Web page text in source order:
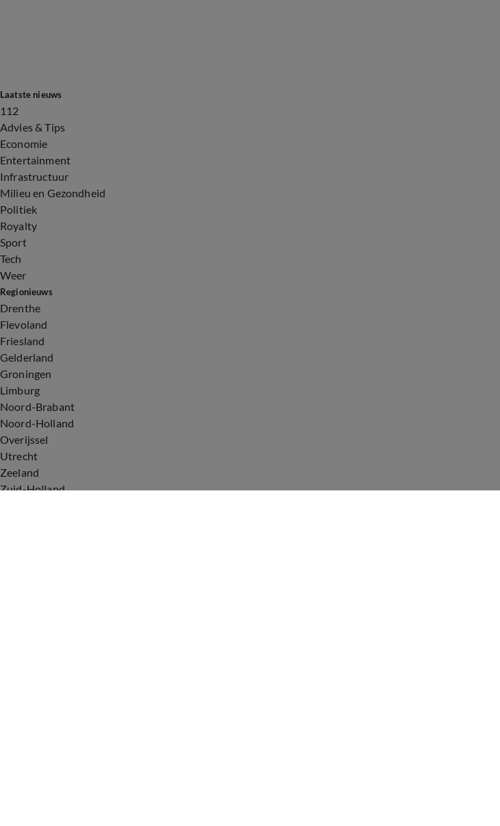
Laatste nieuws
112
Advies & Tips
Economie
Entertainment
Infrastructuur
Milieu en Gezondheid
Politiek
Royalty
Sport
Tech
Weer
Regionieuws
Drenthe
Flevoland
Friesland
Gelderland
Groningen
Limburg
Noord-Brabant
Noord-Holland
Overijssel
Utrecht
Zeeland
Zuid-Holland